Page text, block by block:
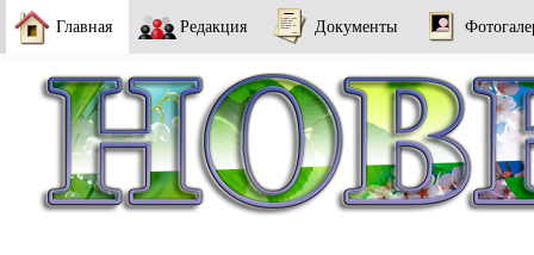
Главная Редакция Документы